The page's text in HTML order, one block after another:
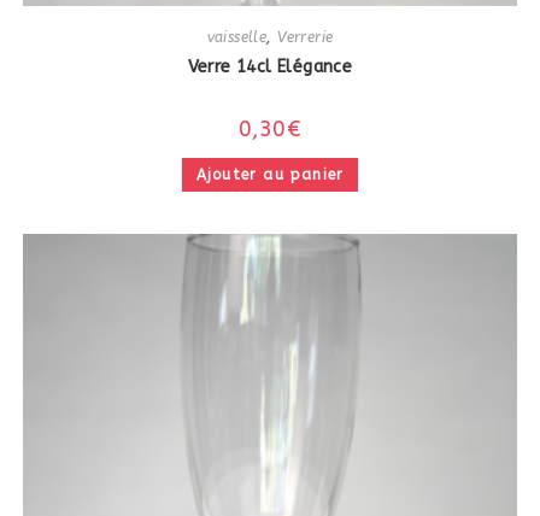
vaisselle Verrerie
Verre 14cl Elégance
0,30€
Ajouter au panier